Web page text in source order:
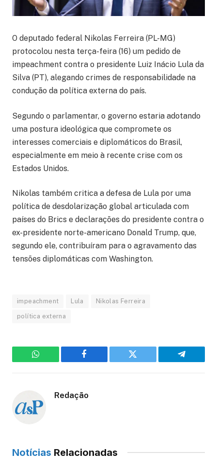
O deputado federal Nikolas Ferreira (PL-MG)
protocolou nesta terça-feira (16) um pedido de
impeachment contra o presidente Luiz Inácio Lula da
Silva (PT), alegando crimes de responsabilidade na
condução da política externa do país.
Segundo o parlamentar, o governo estaria adotando
uma postura ideológica que compromete os
interesses comerciais e diplomáticos do Brasil,
especialmente em meio à recente crise com os
Estados Unidos.
Nikolas também critica a defesa de Lula por uma
política de desdolarização global articulada com
países do Brics e declarações do presidente contra o
ex-presidente norte-americano Donald Trump, que,
segundo ele, contribuíram para o agravamento das
tensões diplomáticas com Washington.
impeachment Lula Nikolas Ferreira
política externa
WhatsApp Facebook Twitter Telegram
Redação
Notícias Relacionadas